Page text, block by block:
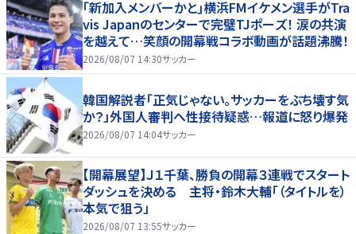
｢新加入メンバーかと｣横浜FMイケメン選手がTra
vis Japanのセンターで完璧TJポーズ！ 涙の共演
を越えて…笑顔の開幕戦コラボ動画が話題沸騰！
2026/08/07 14:30サッカー
韓国解説者「正気じゃない。サッカーをぶち壊す気
か？」外国人審判へ性接待疑惑…報道に怒り爆発
2026/08/07 14:04サッカー
【開幕展望】Ｊ１千葉、勝負の開幕３連戦でスタート
ダッシュを決める 主将・鈴木大輔「（タイトルを）
本気で狙う」
2026/08/07 13:55サッカー